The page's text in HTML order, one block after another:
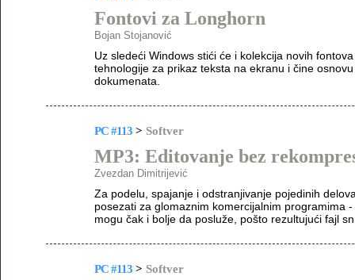
Fontovi za Longhorn
Bojan Stojanović
Uz sledeći Windows stići će i kolekcija novih
tehnologije za prikaz teksta na ekranu i čine
dokumenata.
PC #113 > Softver
MP3: Editovanje bez
Zvezdan Dimitrijević
Za podelu, spajanje i odstranjivanje pojedinih
posezati za glomaznim komercijalnim programima
mogu čak i bolje da posluže, pošto rezultujući fajl
PC #113 > Softver